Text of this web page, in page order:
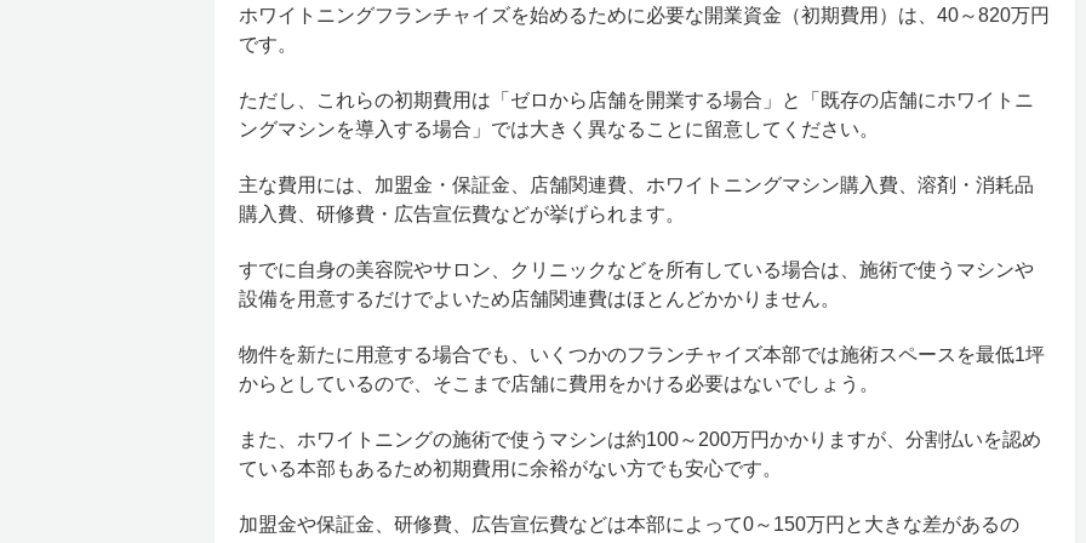
ホワイトニングフランチャイズを始めるために必要な開業資金（初期費用）は、40～820万円
です。
ただし、これらの初期費用は「ゼロから店舗を開業する場合」と「既存の店舗にホワイトニ
ングマシンを導入する場合」では大きく異なることに留意してください。
主な費用には、加盟金・保証金、店舗関連費、ホワイトニングマシン購入費、溶剤・消耗品
購入費、研修費・広告宣伝費などが挙げられます。
すでに自身の美容院やサロン、クリニックなどを所有している場合は、施術で使うマシンや
設備を用意するだけでよいため店舗関連費はほとんどかかりません。
物件を新たに用意する場合でも、いくつかのフランチャイズ本部では施術スペースを最低1坪
からとしているので、そこまで店舗に費用をかける必要はないでしょう。
また、ホワイトニングの施術で使うマシンは約100～200万円かかりますが、分割払いを認め
ている本部もあるため初期費用に余裕がない方でも安心です。
加盟金や保証金、研修費、広告宣伝費などは本部によって0～150万円と大きな差があるの